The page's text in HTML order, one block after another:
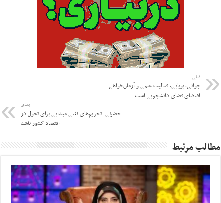
قبلی
جوانی، پویایی، فعالیت علمی و آرمان‌خواهی
اقتضای فضای دانشجویی است
بعدی
حضرتی: تحریم‌های نفتی مبدایی برای تحول در
اقتصاد کشور باشد
مطالب مرتبط